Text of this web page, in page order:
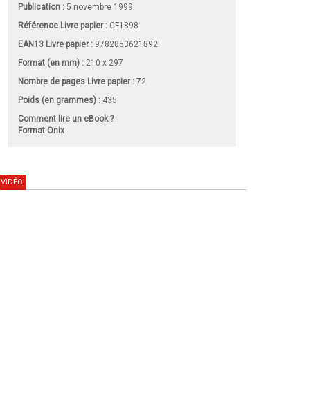
Publication : 5 novembre 1999
Référence Livre papier : CF1898
EAN13 Livre papier : 9782853621892
Format (en mm) : 210 x 297
Nombre de pages Livre papier: 72
Poids (en grammes) : 435
Comment lire un eBook ?
Format Onix
VIDÉO